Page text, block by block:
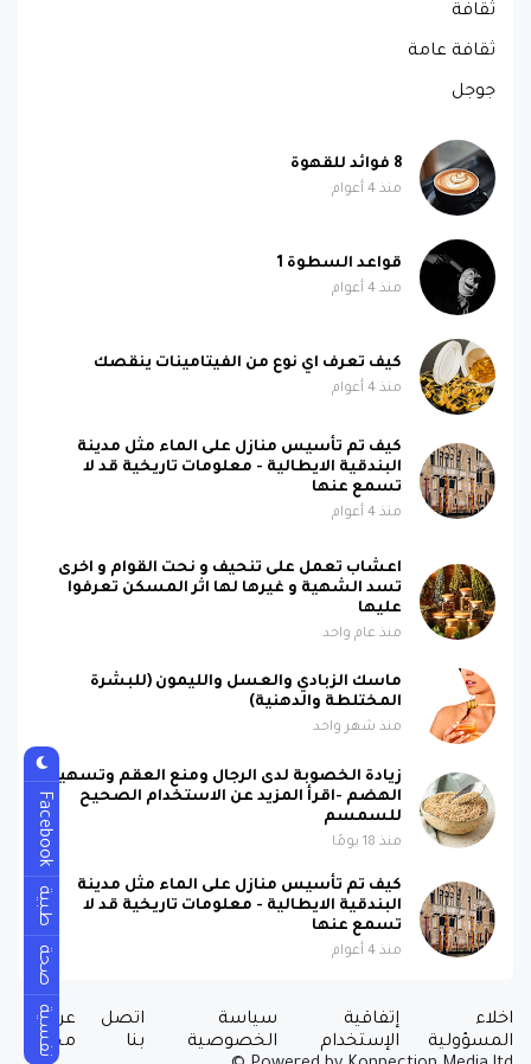
ثقافة
ثقافة عامة
جوجل
8 فوائد للقهوة
منذ 4 أعوام
قواعد السطوة 1
منذ 4 أعوام
كيف تعرف اي نوع من الفيتامينات ينقصك
منذ 4 أعوام
كيف تم تأسيس منازل على الماء مثل مدينة
البندقية الايطالية - معلومات تاريخية قد لا
تسمع عنها
منذ 4 أعوام
اعشاب تعمل على تنحيف و نحت القوام و اخرى
تسد الشهية و غيرها لها اثر المسكن تعرفوا
عليها
منذ عام واحد
ماسك الزبادي والعسل والليمون (للبشرة
المختلطة والدهنية)
منذ شهر واحد
زيادة الخصوبة لدى الرجال ومنع العقم وتسهيل
الهضم -اقرأ المزيد عن الاستخدام الصحيح
للسمسم
منذ 18 يومًا
كيف تم تأسيس منازل على الماء مثل مدينة
البندقية الايطالية - معلومات تاريخية قد لا
تسمع عنها
منذ 4 أعوام
اخلاء
المسؤولية
إتفاقية
الإستخدام
سياسة
الخصوصية
اتصل
بنا
عن
مجزيتا
Facebook
طبية
صحة
نفسية